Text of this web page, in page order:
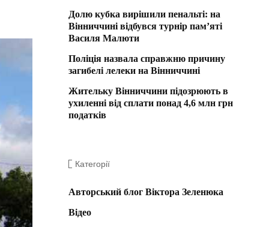
Долю кубка вирішили пенальті: на
Вінниччині відбувся турнір пам’яті
Василя Малюти
Поліція назвала справжню причину
загибелі лелеки на Вінниччині
Жительку Вінниччини підозрюють в
ухиленні від сплати понад 4,6 млн грн
податків
Категорії
Авторський блог Віктора Зеленюка
Відео